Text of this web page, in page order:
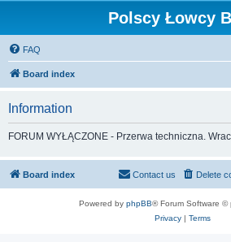
Polscy Łowcy
FAQ
Board index
Information
FORUM WYŁĄCZONE - Przerwa techniczna.
Board index Delete
Contact us
Powered by phpBB® Forum Software ©
Privacy| Terms